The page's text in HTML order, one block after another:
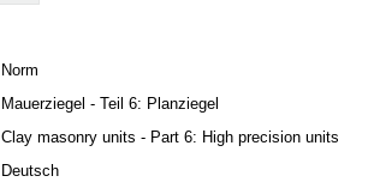
Norm
Mauerziegel - Teil 6: Planziegel
Clay masonry units - Part 6: High precision units
Deutsch